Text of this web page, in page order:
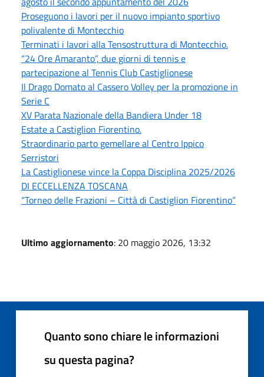
Proseguono i lavori per il nuovo impianto sportivo
polivalente di Montecchio
Terminati i lavori alla Tensostruttura di Montecchio.
“24 Ore Amaranto”, due giorni di tennis e
partecipazione al Tennis Club Castiglionese
Il Drago Domato al Cassero Volley per la promozione in
Serie C
XV Parata Nazionale della Bandiera Under 18
Estate a Castiglion Fiorentino.
Straordinario parto gemellare al Centro Ippico
Serristori
La Castiglionese vince la Coppa Disciplina 2025/2026
DI ECCELLENZA TOSCANA
“Torneo delle Frazioni – Città di Castiglion Fiorentino”
Ultimo aggiornamento: 20 maggio 2026, 13:32
Quanto sono chiare le informazioni
su questa pagina?